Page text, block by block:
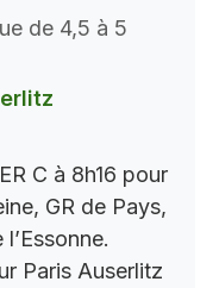
de 4,5 à 5
C à 8h16 pour
GR de Pays,
Paris Auserlitz